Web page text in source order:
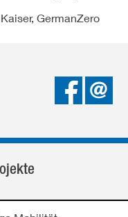
GermanZero
Bei
Facebook